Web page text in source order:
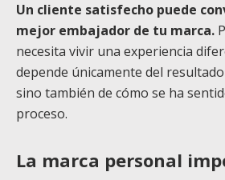
Un cliente satisfecho puede
mejor embajador de tu marca.
necesita vivir una experiencia
depende únicamente del
sino también de cómo se ha
proceso.
La marca personal